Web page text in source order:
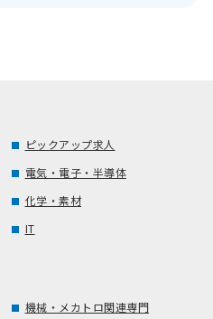
ピックアップ求人
電気・電子・半導体
化学・素材
IT
機械・メカトロ関連専門